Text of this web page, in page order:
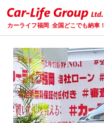
カーライフ福岡 全国どこでも納車！